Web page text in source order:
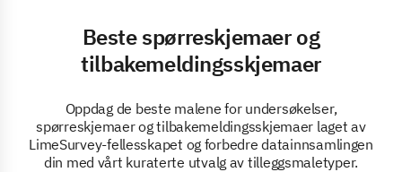
Beste spørreskjemaer og
tilbakemeldingsskjemaer
Oppdag de beste malene for undersøkelser,
spørreskjemaer og tilbakemeldingsskjemaer laget av
LimeSurvey-fellesskapet og forbedre datainnsamlingen
din med vårt kuraterte utvalg av tilleggsmaletyper.